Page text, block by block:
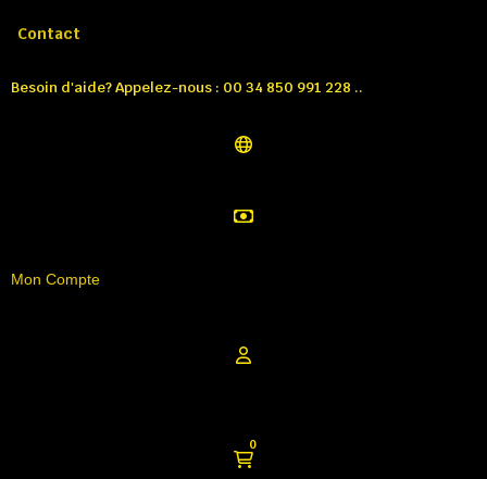
Contact
Besoin d'aide? Appelez-nous : 00 34 850 991 228 ..
Mon Compte
0